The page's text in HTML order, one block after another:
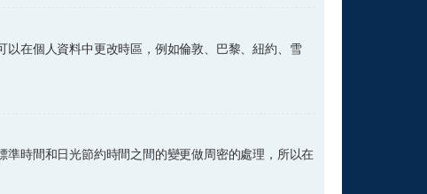
在個人資料中更改時區，例如倫敦、巴黎、紐約、雪
時間和日光節約時間之間的變更做周密的處理，所以在